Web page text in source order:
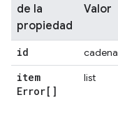
de la
propiedad
Valor
id cadena
item
Error[]
list